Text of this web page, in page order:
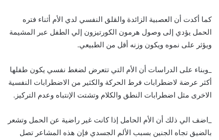
كما أكدت أن العصبية الزائدة والقلق النفسي لدي الأم أثناء فتره
الحمل يؤدي إلى وصول هرمون الكورتيزون إلي الطفل عبر المشيمة
ويؤثر على نموه ويكون وزنه أقل من الطبيعي.
_وبناء على الدراسات أن الأم التي تتعرض لضغط نفسي يكون طفلها
أكثر عرضة لاضطرابات فرط الحركة والكثير من الاضطرابات النفسية
الاخرى مثل اضطرابات النطق والكلام وتشتت الإنتباه وعدم التركيز.
_اضف الي ذلك أن الأم الحامل إذا كانت غير راضية عن الحمل وتشعر
بالضيق تجاه الجنين بسبب الألم الجسدي فإن هذه المشاعر تصل